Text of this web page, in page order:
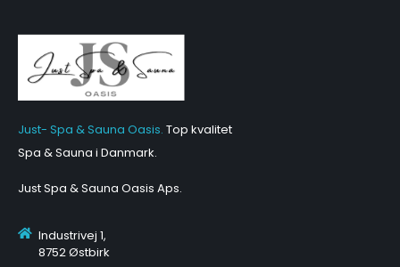
Just- Spa & Sauna Oasis. Top kvalitet
Spa & Sauna i Danmark.
Just Spa & Sauna Oasis Aps.
Industrivej 1,
8752 Østbirk